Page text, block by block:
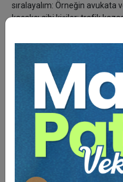
sıralayalım: Örneğin avukata
kaçakçı gibi kişiler; trafik
mirasçılar, taşınmazlarla
düzeltmek, babalık, velayet,
çeşitli haksız eylemlerden
anlaşmazlık ve
avukatlara vekalet veren
bu saydıklarımız, vekalet
düştüklerinde Tüketici
Elbette hayır.